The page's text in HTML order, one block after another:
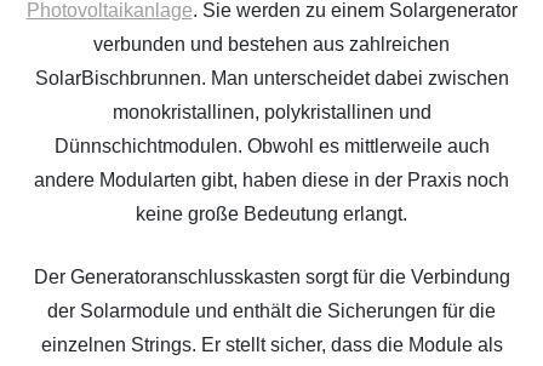
Photovoltaikanlage. Sie werden zu einem Solargenerator
verbunden und bestehen aus zahlreichen
SolarBischbrunnen. Man unterscheidet dabei zwischen
monokristallinen, polykristallinen und
Dünnschichtmodulen. Obwohl es mittlerweile auch
andere Modularten gibt, haben diese in der Praxis noch
keine große Bedeutung erlangt.
Der Generatoranschlusskasten sorgt für die Verbindung
der Solarmodule und enthält die Sicherungen für die
einzelnen Strings. Er stellt sicher, dass die Module als